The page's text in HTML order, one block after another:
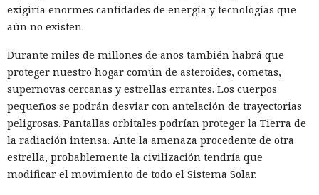
El documento se preparó dentro del plazo establecido por el
decreto ejecutivo del presidente de EE. UU., Donald Trump,
Anthropic, OpenAI y Google, así como con otros
desarrolladores. Se invitó a representantes de las empresas
a una reunión a puerta cerrada para analizar los pasos a
seguir.
El programa debe ayudar a los desarrolladores a
determinar con antelación si el modelo que crean está
sujeto a revisión gubernamental. Los participantes podrán
exigiría enormes cantidades de energía y tecnologías que
aún no existen.
Durante miles de millones de años también habrá que
proteger nuestro hogar común de asteroides, cometas,
supernovas cercanas y estrellas errantes. Los cuerpos
pequeños se podrán desviar con antelación de trayectorias
peligrosas. Pantallas orbitales podrían proteger la Tierra de
la radiación intensa. Ante la amenaza procedente de otra
estrella, probablemente la civilización tendría que
modificar el movimiento de todo el Sistema Solar.